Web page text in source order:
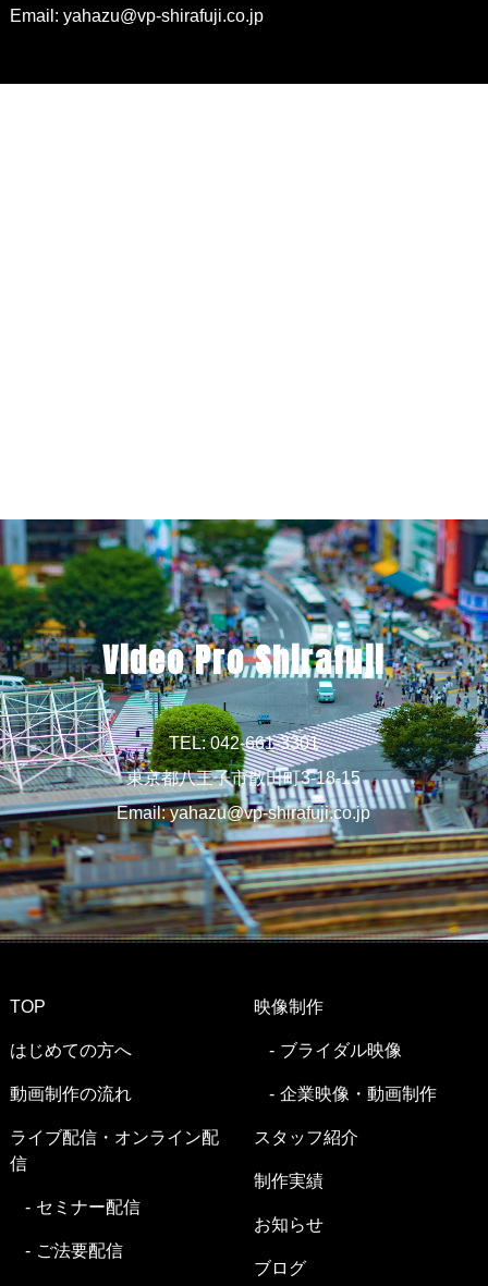
Email: yahazu@vp-shirafuji.co.jp
Video Pro Shirafuji
TEL: 042-661-3301
東京都八王子市散田町3-18-15
Email:yahazu@vp-shirafuji.co.jp
TOP
はじめての方へ
動画制作の流れ
ライブ配信・オンライン配
信
セミナー配信
ご法要配信
映像制作
ブライダル映像
企業映像・動画制作
スタッフ紹介
制作実績
お知らせ
ブログ